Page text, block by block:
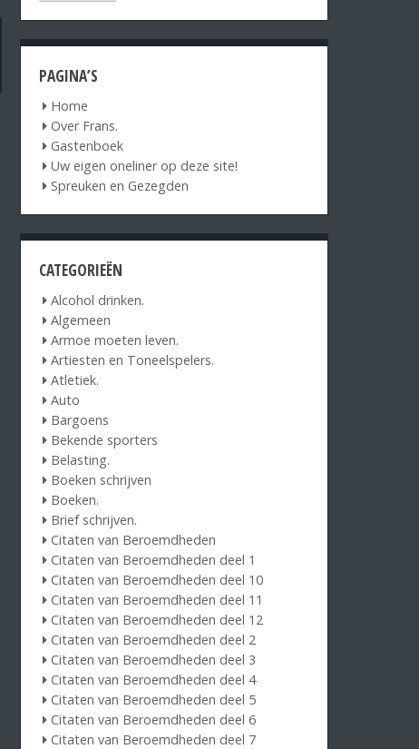
PAGINA’S
Home
Over Frans.
Gastenboek
Uw eigen oneliner op deze site!
Spreuken en Gezegden
CATEGORIEËN
Alcohol drinken.
Algemeen
Armoe moeten leven.
Artiesten en Toneelspelers.
Atletiek.
Auto
Bargoens
Bekende sporters
Belasting.
Boeken schrijven
Boeken.
Brief schrijven.
Citaten van Beroemdheden
Citaten van Beroemdheden deel 1
Citaten van Beroemdheden deel 10
Citaten van Beroemdheden deel 11
Citaten van Beroemdheden deel 12
Citaten van Beroemdheden deel 2
Citaten van Beroemdheden deel 3
Citaten van Beroemdheden deel 4
Citaten van Beroemdheden deel 5
Citaten van Beroemdheden deel 6
Citaten van Beroemdheden deel 7